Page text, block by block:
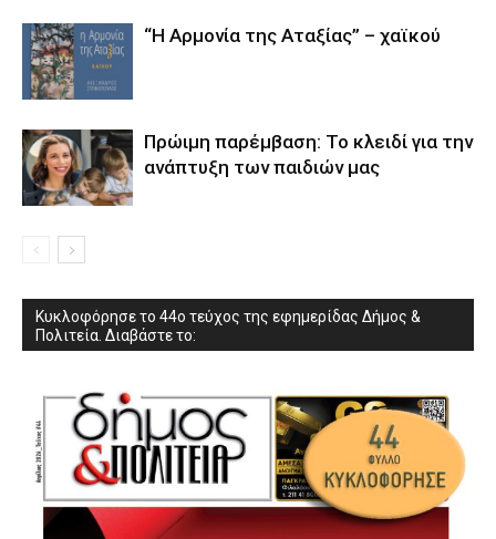
“Η Αρμονία της Αταξίας” – χαϊκού
Πρώιμη παρέμβαση: Το κλειδί για την
ανάπτυξη των παιδιών µας
Κυκλοφόρησε το 44ο τεύχος της εφημερίδας Δήμος &
Πολιτεία. Διαβάστε το: